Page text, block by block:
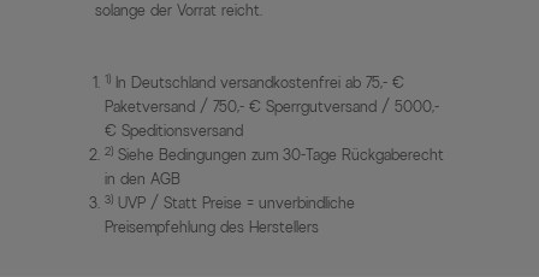
solange der Vorrat reicht.
1) In Deutschland versandkostenfrei ab 75,- €
Paketversand / 750,- € Sperrgutversand / 5000,-
€ Speditionsversand
2) Siehe Bedingungen zum 30-Tage Rückgaberecht
in den AGB
3) UVP / Statt Preise = unverbindliche
Preisempfehlung des Herstellers